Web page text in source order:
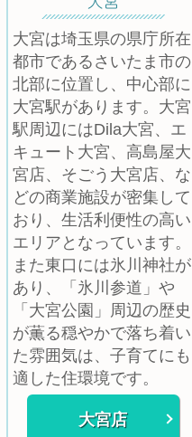
大宮は埼玉県の県庁所在
都市であるさいたま市の
北部に位置し、中心部に
大宮駅があります。大宮
駅周辺にはDila大宮、エ
キュート大宮、高島屋大
宮店、そごう大宮店、な
どの商業施設が密集して
おり、生活利便性の高い
エリアとなっています。
また東口には氷川神社が
あり、「氷川参道」や
「大宮公園」周辺の歴史
が薫る穏やかで落ち着い
た雰囲気は、子育てにも
適した住環境です。
大宮店